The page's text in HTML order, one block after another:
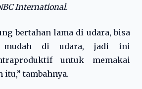
International.
bertahan lama di udara, bisa
mudah di udara, jadi ini
untuk memakai
itu,” tambahnya.